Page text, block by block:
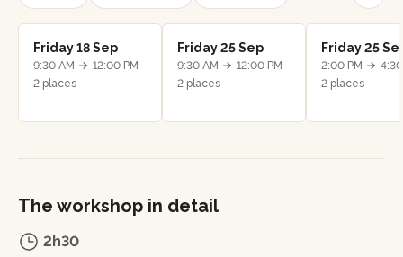
Reset filters
Friday 18 Sep
9:30 AM
12:00 PM
2 places
Friday 25 Sep
9:30 AM
12:00 PM
2 places
Friday 25
2:00 PM
2 places
The workshop in detail
2h30